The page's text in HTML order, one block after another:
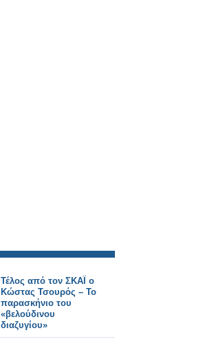
Τέλος από τον ΣΚΑΪ ο
Κώστας Τσουρός – Το
παρασκήνιο του
«βελούδινου
διαζυγίου»